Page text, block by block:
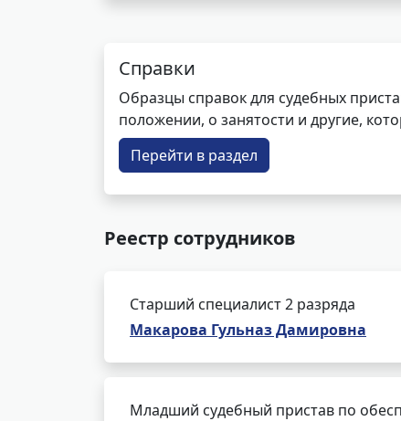
Справки
Образцы справок для судебных
положении, о занятости и другие,
Перейти в раздел
Реестр сотрудников
Старший специалист 2 разряда
Макарова Гульназ Дамировна
Младший судебный пристав по